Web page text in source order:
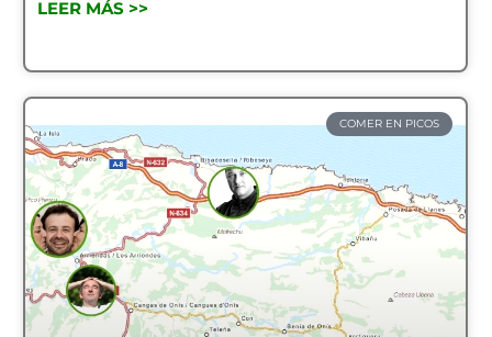
LEER MÁS >>
COMER EN PICOS